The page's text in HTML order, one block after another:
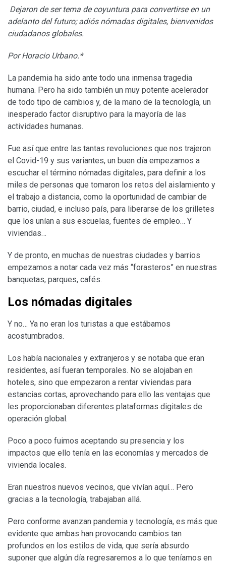
Dejaron de ser tema de coyuntura para convertirse en un
adelanto del futuro; adiós nómadas digitales, bienvenidos
ciudadanos globales.
Por Horacio Urbano.*
La pandemia ha sido ante todo una inmensa tragedia
humana. Pero ha sido también un muy potente acelerador
de todo tipo de cambios y, de la mano de la tecnología, un
inesperado factor disruptivo para la mayoría de las
actividades humanas.
Fue así que entre las tantas revoluciones que nos trajeron
el Covid-19 y sus variantes, un buen día empezamos a
escuchar el término nómadas digitales, para definir a los
miles de personas que tomaron los retos del aislamiento y
el trabajo a distancia, como la oportunidad de cambiar de
barrio, ciudad, e incluso país, para liberarse de los grilletes
que los unían a sus escuelas, fuentes de empleo… Y
viviendas…
Y de pronto, en muchas de nuestras ciudades y barrios
empezamos a notar cada vez más “forasteros” en nuestras
banquetas, parques, cafés.
Los nómadas digitales
Y no… Ya no eran los turistas a que estábamos
acostumbrados.
Los había nacionales y extranjeros y se notaba que eran
residentes, así fueran temporales. No se alojaban en
hoteles, sino que empezaron a rentar viviendas para
estancias cortas, aprovechando para ello las ventajas que
les proporcionaban diferentes plataformas digitales de
operación global.
Poco a poco fuimos aceptando su presencia y los
impactos que ello tenía en las economías y mercados de
vivienda locales.
Eran nuestros nuevos vecinos, que vivían aquí… Pero
gracias a la tecnología, trabajaban allá.
Pero conforme avanzan pandemia y tecnología, es más que
evidente que ambas han provocando cambios tan
profundos en los estilos de vida, que sería absurdo
suponer que algún día regresaremos a lo que teníamos en